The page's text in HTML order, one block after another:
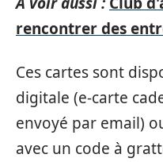
rencontrer des
Ces cartes sont
digitale (e-carte
envoyé par email)
avec un code à